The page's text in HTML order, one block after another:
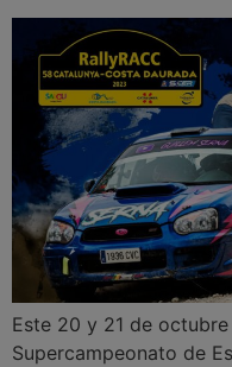
Este 20 y 21 de
Supercampeonato de